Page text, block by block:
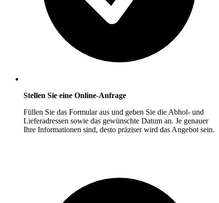
Stellen Sie eine Online-Anfrage
Füllen Sie das Formular aus und geben Sie die Abhol- und
Lieferadressen sowie das gewünschte Datum an. Je genauer
Ihre Informationen sind, desto präziser wird das Angebot sein.